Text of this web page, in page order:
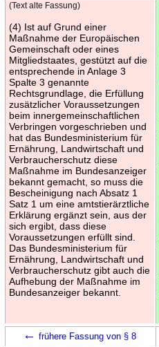
(Text alte Fassung)
(4) Ist auf Grund einer
Maßnahme der Europäischen
Gemeinschaft oder eines
Mitgliedstaates, gestützt auf die
entsprechende in Anlage 3
Spalte 3 genannte
Rechtsgrundlage, die Erfüllung
zusätzlicher Voraussetzungen
beim innergemeinschaftlichen
Verbringen vorgeschrieben und
hat das Bundesministerium für
Ernährung, Landwirtschaft und
Verbraucherschutz diese
Maßnahme im Bundesanzeiger
bekannt gemacht, so muss die
Bescheinigung nach Absatz 1
Satz 1 um eine amtstierärztliche
Erklärung ergänzt sein, aus der
sich ergibt, dass diese
Voraussetzungen erfüllt sind.
Das Bundesministerium für
Ernährung, Landwirtschaft und
Verbraucherschutz gibt auch die
Aufhebung der Maßnahme im
Bundesanzeiger bekannt.
← frühere Fassung von § 8